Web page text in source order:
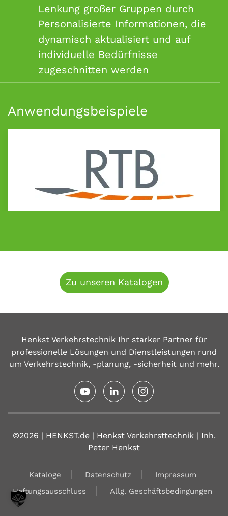
Lenkung großer Gruppen durch
Personalisierte Informationen, die
dynamisch aktualisiert und auf
individuelle Bedürfnisse
zugeschnitten werden
Anwendungsbeispiele
Zu unseren Katalogen
Henkst Verkehrstechnik Ihr starker Partner für
professionelle Lösungen und Dienstleistungen rund
um Verkehrstechnik, -planung, -sicherheit und mehr.
©2026 | HENKST.de | Henkst Verkehrsttechnik | Inh.
Peter Henkst
Kataloge Datenschutz
Impressum
Haftungsausschluss
Allg. Geschäftsbedingungen